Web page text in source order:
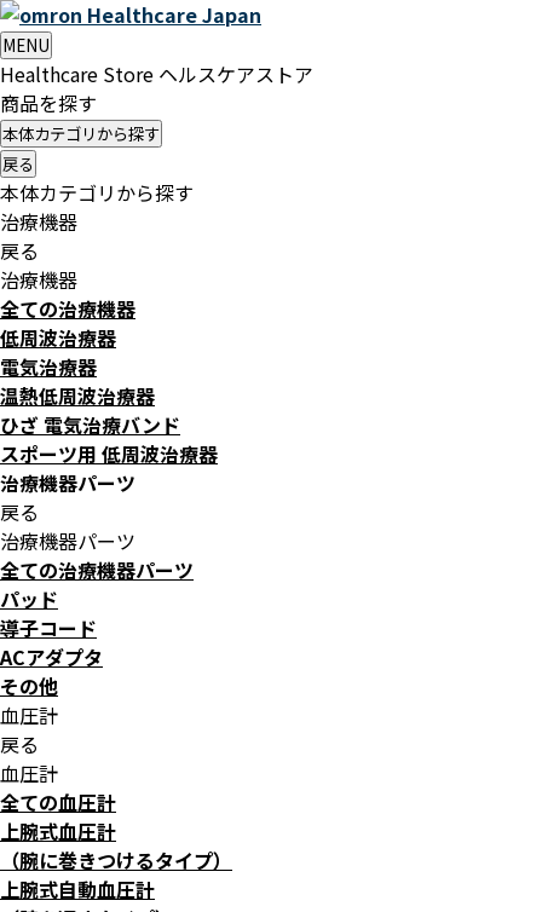
HealthcareJapan
MENU
Healthcare Store ヘルスケアストア
商品を探す
本体カテゴリから探す
戻る
本体カテゴリから探す
治療機器
戻る
治療機器
全ての治療機器
低周波治療器
電気治療器
温熱低周波治療器
ひざ 電気治療バンド
スポーツ用 低周波治療器
治療機器パーツ
戻る
治療機器パーツ
全ての治療機器パーツ
パッド
導子コード
ACアダプタ
その他
血圧計
戻る
血圧計
全ての血圧計
上腕式血圧計
（腕に巻きつけるタイプ）
上腕式自動血圧計